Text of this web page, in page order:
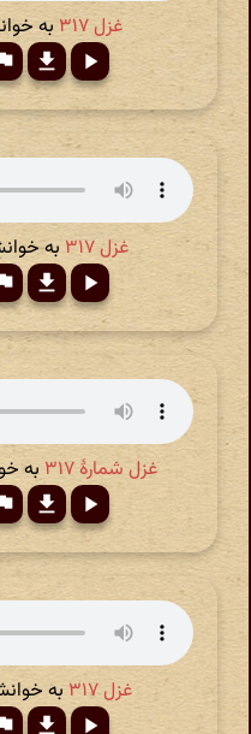
غزل ۳۱۷ به
غزل ۳۱۷ به
غزل شمارهٔ ۳۱۷ به
غزل ۳۱۷ به